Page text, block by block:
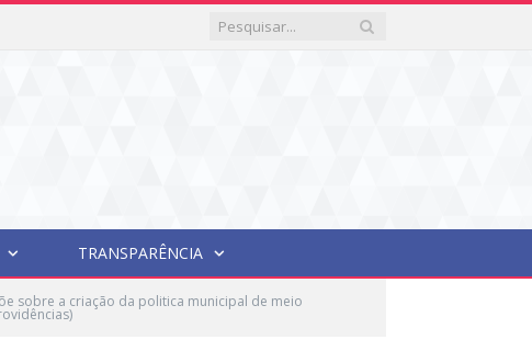
TRANSPARÊNCIA
sobre a criação da politica municipal de meio